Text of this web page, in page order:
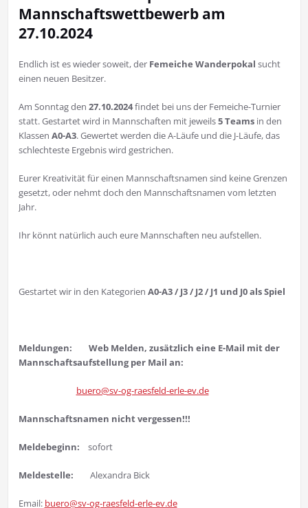
Mannschaftswettbewerb am
27.10.2024
Endlich ist es wieder soweit, der Femeiche Wanderpokal sucht
einen neuen Besitzer.
Am Sonntag den 27.10.2024findet bei uns der Femeiche-Turnier
statt. Gestartet wird in Mannschaften mit jeweils5 Teamsin den
Klassen A0-A3. Gewertet werden die A-Läufe und die J-Läufe, das
schlechteste Ergebnis wird gestrichen.
Eurer Kreativität für einen Mannschaftsnamen sind keine Grenzen
gesetzt, oder nehmt doch den Mannschaftsnamen vom letzten
Jahr.
Ihr könnt natürlich auch eure Mannschaften neu aufstellen.
Gestartet wir in den Kategorien A0-A3 / J3 / J2 / J1 und J0 als Spiel
Meldungen:
Web Melden, zusätzlich eine E-Mail mit der
Mannschaftsaufstellung per Mail an:
buero@sv-og-raesfeld-erle-ev.de
Mannschaftsnamen nicht vergessen!!!
Meldebeginn: sofort
Meldestelle: Alexandra Bick
Email: buero@sv-og-raesfeld-erle-ev.de